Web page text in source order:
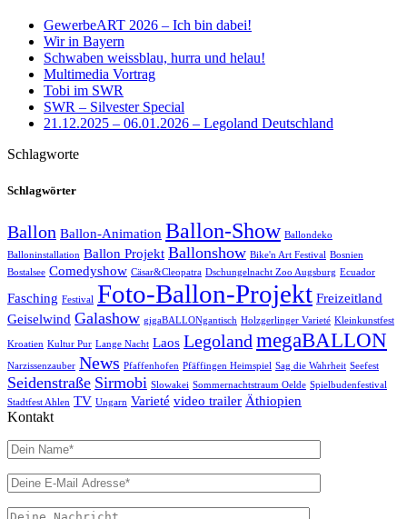
GewerbeART 2026 – Ich bin dabei!
Wir in Bayern
Schwaben weissblau, hurra und helau!
Multimedia Vortrag
Tobi im SWR
SWR – Silvester Special
21.12.2025 – 06.01.2026 – Legoland Deutschland
Schlagworte
Schlagwörter
Ballon Ballon-Animation Ballon-Show Ballondeko
Balloninstallation Ballon Projekt Ballonshow Bike'n Art Festival Bosnien
Bostalsee Comedyshow Cäsar&Cleopatra Dschungelnacht Zoo Augsburg Ecuador
Fasching Festival Foto-Ballon-Projekt Freizeitland
Geiselwind Galashow gigaBALLONgantisch Holzgerlinger Varieté Kleinkunstfest
Kroatien Kultur Pur Lange Nacht Laos Legoland megaBALLON
Narzissenzauber News Pfaffenhofen Pfäffingen Heimspiel Sag die Wahrheit Seefest
Seidenstraße Sirmobi Slowakei Sommernachtstraum Oelde Spielbudenfestival
Stadtfest Ahlen TV Ungarn Varieté video trailer Äthiopien
Kontakt